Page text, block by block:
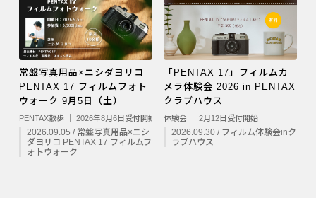
常盤写真用品×ニシダヨリコ
PENTAX 17 フィルムフォト
ウォーク 9月5日（土）
PENTAX散歩 ｜ 2026年8月6日受付開始
2026.09.05 / 常盤写真用品×ニシ
ダヨリコ PENTAX 17 フィルムフ
ォトウォーク
「PENTAX 17」フィルムカ
メラ体験会 2026 in PENTAX
クラブハウス
体験会 ｜ 2月12日受付開始
2026.09.30 / フィルム体験会inク
ラブハウス